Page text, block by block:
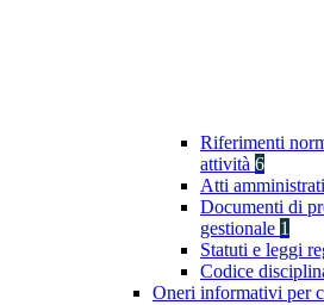
Riferimenti
attività 6
Atti
Documenti di
gestionale 1
Statuti e leggi
Codice
Oneri informativi per